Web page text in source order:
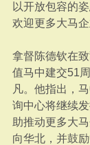
以开放包容的
欢迎更多大马
拿督陈德钦在
值马中建交51
凡。他指出，
询中心将继续
助推动更多大
向华北，并鼓